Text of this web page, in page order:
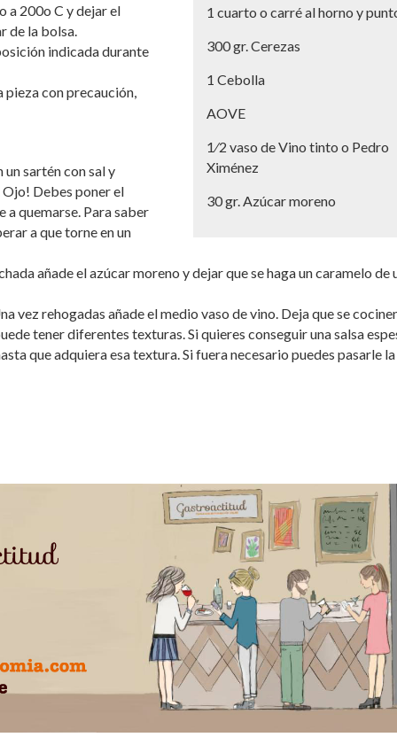
1 cuarto o carré al horno y
300 gr. Cerezas
1 Cebolla
AOVE
1⁄2 vaso de Vino tinto o Pedro
Ximénez
30 gr. Azúcar moreno
a 200o C y dejar el
de la bolsa.
indicada durante
con precaución,
un sartén con sal y
Debes poner el
a quemarse. Para saber
a que torne en un
añade el azúcar moreno y dejar que se haga un caramelo de
vez rehogadas añade el medio vaso de vino. Deja que se
tener diferentes texturas. Si quieres conseguir una salsa
que adquiera esa textura. Si fuera necesario puedes pasarle la